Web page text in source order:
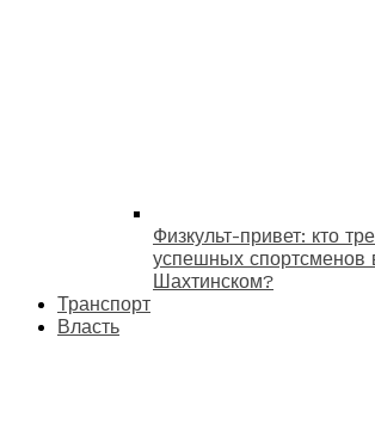
Физкульт-привет: кто
успешных спортсменов
Шахтинском?
Транспорт
Власть